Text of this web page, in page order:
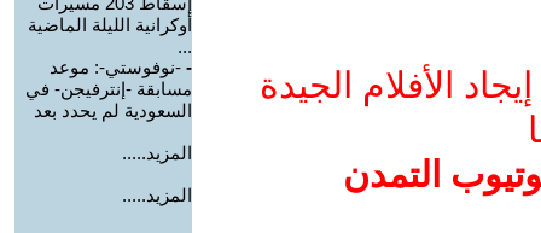
الأفلام الجيدة
التمدن
أوكرانية الليلة الماضية
...
- -نوفوستي-: موعد
مسابقة -إنترفيجن- في
السعودية لم يحدد بعد
المزيد.....
المزيد.....